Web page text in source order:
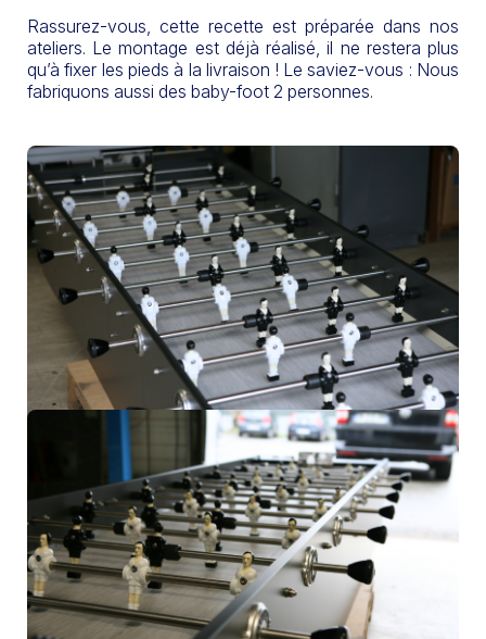
Rassurez-vous, cette recette est préparée dans nos
ateliers. Le montage est déjà réalisé, il ne restera plus
qu’à fixer les pieds à la livraison ! Le saviez-vous : Nous
fabriquons aussi des baby-foot 2 personnes.